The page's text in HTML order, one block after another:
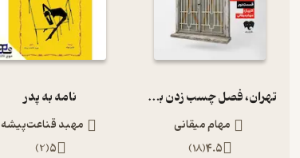
تهران، فصل چسب زدن به شیشه‌ها (قسمت دوم)
مهام میقانی
4.5
(
18
)
نامه به پدر
مهبد قناعت‌پیشه
5
(
2
)